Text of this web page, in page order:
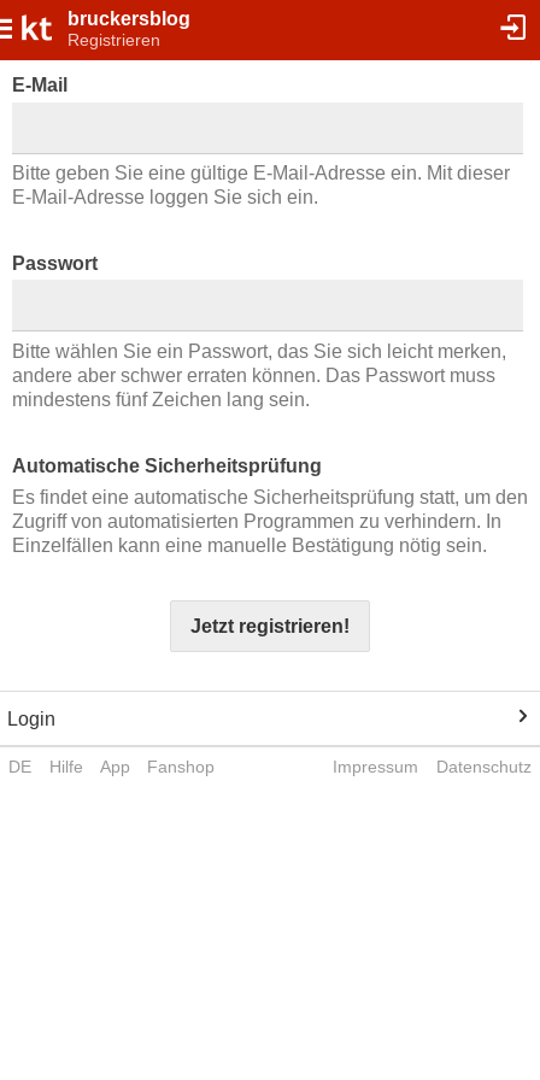
bruckersblog
Registrieren
E-Mail
Bitte geben Sie eine gültige E-Mail-Adresse ein. Mit dieser
E-Mail-Adresse loggen Sie sich ein.
Passwort
Bitte wählen Sie ein Passwort, das Sie sich leicht merken,
andere aber schwer erraten können. Das Passwort muss
mindestens fünf Zeichen lang sein.
Automatische Sicherheitsprüfung
Es findet eine automatische Sicherheitsprüfung statt, um den
Zugriff von automatisierten Programmen zu verhindern. In
Einzelfällen kann eine manuelle Bestätigung nötig sein.
Jetzt registrieren!
Login
DE Hilfe App Fanshop Impressum Datenschutz